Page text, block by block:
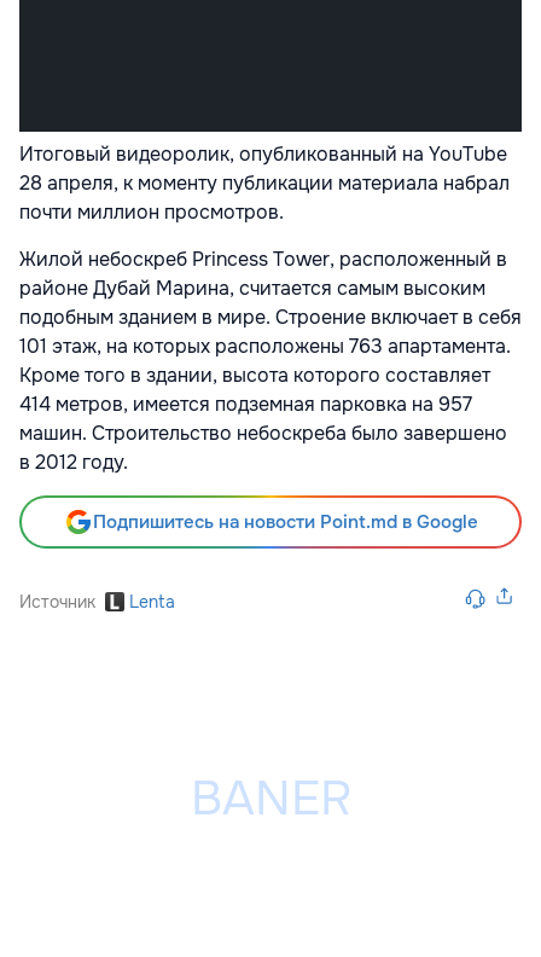
Итоговый видеоролик, опубликованный на YouTube
28 апреля, к моменту публикации материала набрал
почти миллион просмотров.
Жилой небоскреб Princess Tower, расположенный в
районе Дубай Марина, считается самым высоким
подобным зданием в мире. Строение включает в себя
101 этаж, на которых расположены 763 апартамента.
Кроме того в здании, высота которого составляет
414 метров, имеется подземная парковка на 957
машин. Строительство небоскреба было завершено
в 2012 году.
Подпишитесь на новости Point.md в Google
Источник Lenta